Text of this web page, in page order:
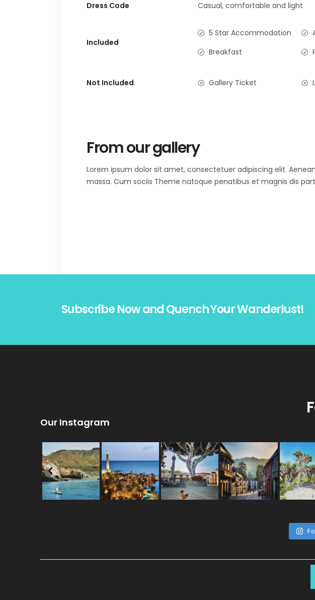
Dress Code Casual, comfortable and light
Included
5 Star Accommodation
Breakfast
Not Included Gallery Ticket
From our gallery
Lorem ipsum dolor sit amet, consectetuer adipiscing elit.
massa. Cum sociis Theme natoque penatibus et magnis dis
Subscribe Now and Quench Your Wanderlust!
Our Instagram